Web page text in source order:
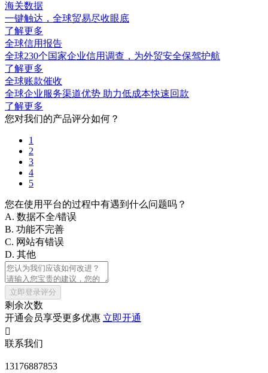
海关数据
一键触达，全球贸易尽收眼底
了解更多
全球信用报告
全球230个国家企业信用调查，为外贸安全保驾护航
了解更多
全球账款催收
全球企业服务渠道优势 助力低成本快速回款
了解更多
您对我们的产品评分如何？
1
2
3
4
5
您在使用平台的过程中有遇到什么问题吗？
A. 数据不全/错误
B. 功能不完善
C. 网站有错误
D. 其他
立即登录评分
剩余次数
开通会员享受更多优惠 立即开通

联系我们
13176887853